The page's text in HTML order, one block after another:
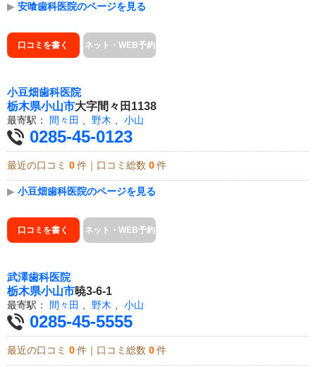
▶ 安喰歯科医院のページを見る
口コミを書く ネット・WEB予約
小豆畑歯科医院
栃木県小山市大字間々田1138
最寄駅： 間々田 野木 小山
0285-45-0123
最近の口コミ 0 件｜口コミ総数 0 件
▶ 小豆畑歯科医院のページを見る
口コミを書く ネット・WEB予約
武澤歯科医院
栃木県小山市暁3-6-1
最寄駅： 間々田 野木 小山
0285-45-5555
最近の口コミ 0 件｜口コミ総数 0 件